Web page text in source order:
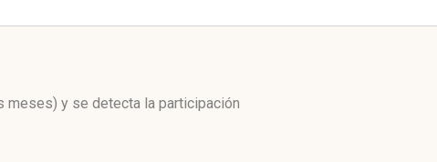
meses) y se detecta la participación